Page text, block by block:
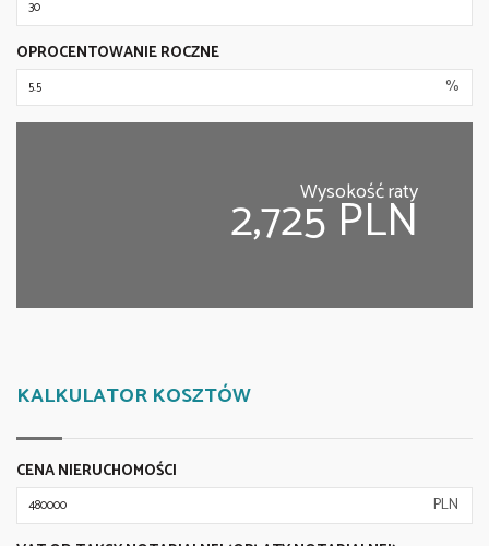
OPROCENTOWANIE ROCZNE
%
Wysokość raty
2,725 PLN
KALKULATOR KOSZTÓW
CENA NIERUCHOMOŚCI
PLN